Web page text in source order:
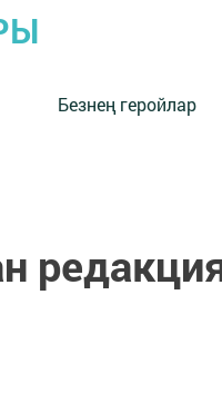
Безнең геройлар